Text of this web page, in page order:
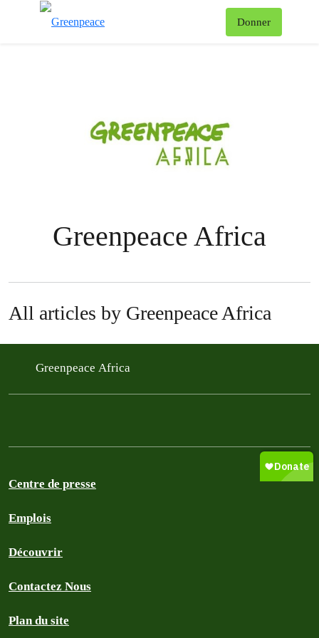
Donner
Greenpeace Africa
All articles by Greenpeace Africa
Greenpeace Africa
Centre de presse
Emplois
Découvrir
Contactez Nous
Plan du site